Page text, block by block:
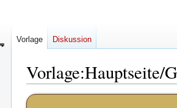
Vorlage:Hauptseite/
Zur
Zur
Vorlage Diskussion